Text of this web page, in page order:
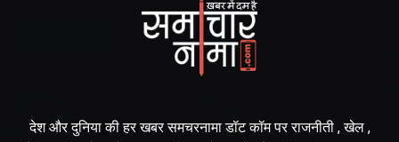
देश और दुनिया की हर खबर समचरनामा डॉट कॉम पर राजनीती , खेल ,